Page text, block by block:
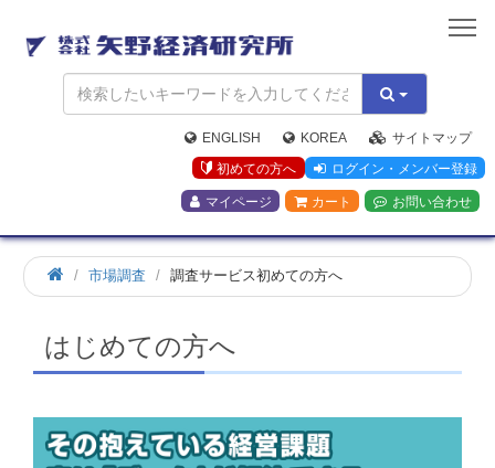
矢
野
経
済
研
究
所
ENGLISH KOREA
サイトマップ
初めての方へ
ログイン・メンバー登録
マイページ カート お問い合わせ
ホ
ー
市場調査 調査サービス初めての方へ
はじめての方へ